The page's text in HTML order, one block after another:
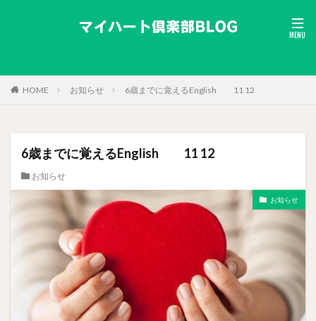
HOME お知らせ 6歳までに覚えるEnglish 11 12
6歳までに覚えるEnglish 11 12
お知らせ
お知らせ